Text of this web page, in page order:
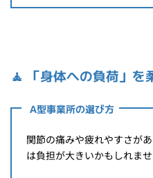
🧘 「身体への負荷」
A型事業所の選び方
関節の痛みや疲れやすさが
は負担が大きいかもしれませ